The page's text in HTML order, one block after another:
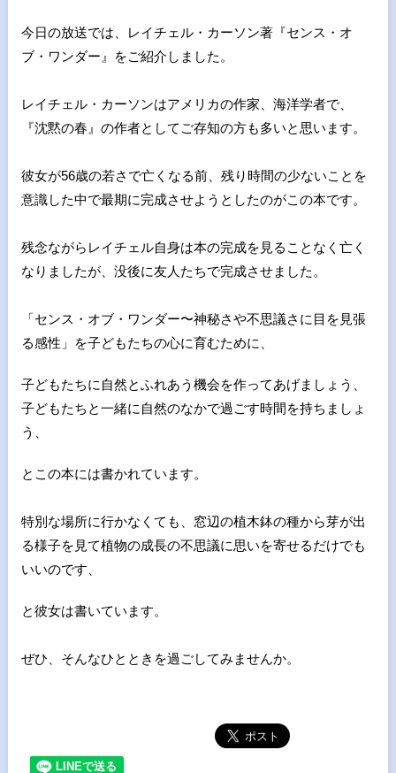
今日の放送では、レイチェル・カーソン著『センス・オ
ブ・ワンダー』をご紹介しました。
レイチェル・カーソンはアメリカの作家、海洋学者で、
『沈黙の春』の作者としてご存知の方も多いと思います。
彼女が56歳の若さで亡くなる前、残り時間の少ないことを
意識した中で最期に完成させようとしたのがこの本です。
残念ながらレイチェル自身は本の完成を見ることなく亡く
なりましたが、没後に友人たちで完成させました。
「センス・オブ・ワンダー〜神秘さや不思議さに目を見張
る感性」
を子どもたちの心に育むために、
子どもたちに自然とふれあう機会を作ってあげましょう、
子どもたちと一緒に自然のなかで過ごす時間を持ちましょ
う、
とこの本には書かれています。
特別な場所に行かなくても、窓辺の植木鉢の種から芽が出
る様子を 見て植物の成長の不思議に思いを寄せるだけでも
いいのです、
と彼女は書いています。
ぜひ、そんなひとときを過ごしてみませんか。